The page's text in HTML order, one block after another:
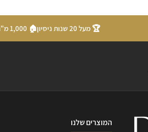
🏆 מעל 20 שנות ניסיון 🏠 1,000 מ"ר אולם תצוגה
המוצרים שלנו